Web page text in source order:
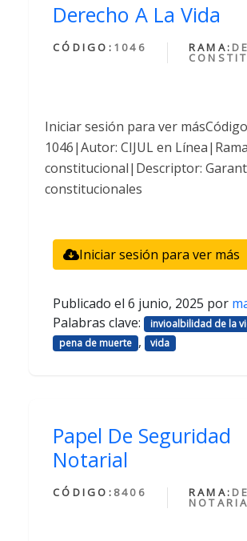
Derecho A La Vida
CÓDIGO: 1046 RAMA:
Iniciar sesión para ver
1046|Autor: CIJUL en
constitucional|Descriptor:
constitucionales
Iniciar sesión para ver más
Publicado el 6 junio, 2025 por
Palabras clave:
invioalbilidad de la
pena de muerte , vida
Papel De Seguridad
Notarial
CÓDIGO: 8406 RAMA: